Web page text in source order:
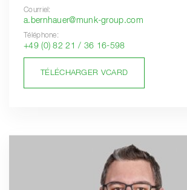
Courriel:
a.bernhauer@munk-group.com
Téléphone:
+49 (0) 82 21 / 36 16-598
TÉLÉCHARGER VCARD